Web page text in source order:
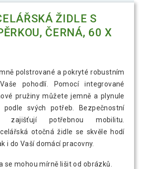
ŽIDLE S
ČERNÁ, 60 X
polstrované a pokryté robustním
pohodlí. Pomocí integrované
pružiny můžete jemně a plynule
podle svých potřeb. Bezpečnostní
zajišťují potřebnou mobilitu.
otočná židle se skvěle hodí
i do Vaší domácí pracovny.
se mohou mírně lišit od obrázků.